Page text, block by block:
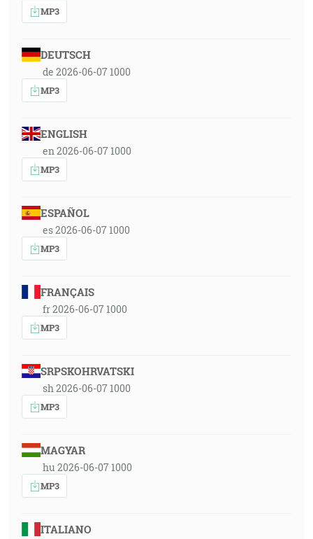
MP3
DEUTSCH
de 2026-06-07 1000
MP3
ENGLISH
en 2026-06-07 1000
MP3
ESPAÑOL
es 2026-06-07 1000
MP3
FRANÇAIS
fr 2026-06-07 1000
MP3
SRPSKOHRVATSKI
sh 2026-06-07 1000
MP3
MAGYAR
hu 2026-06-07 1000
MP3
ITALIANO